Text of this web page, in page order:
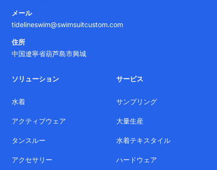
メール
tidelineswim@swimsuitcustom.com
住所
中国遼寧省葫芦島市興城
ソリューション
水着
アクティブウェア
タンスルー
アクセサリー
サービス
サンプリング
大量生産
水着テキスタイル
ハードウェア